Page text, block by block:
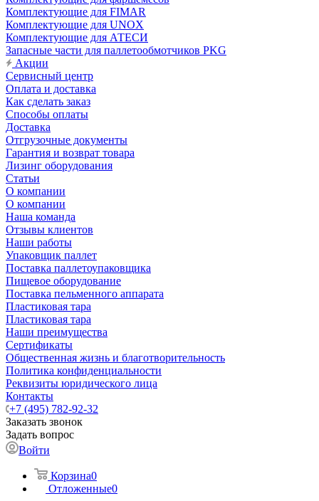
Комплектующие для FIMAR
Комплектующие для UNOX
Комплектующие для АТЕСИ
Запасные части для паллетообмотчиков PKG
Акции
Сервисный центр
Оплата и доставка
Как сделать заказ
Способы оплаты
Доставка
Отгрузочные документы
Гарантия и возврат товара
Лизинг оборудования
Статьи
О компании
О компании
Наша команда
Отзывы клиентов
Наши работы
Упаковщик паллет
Поставка паллетоупаковщика
Пищевое оборудование
Поставка пельменного аппарата
Пластиковая тара
Пластиковая тара
Наши преимущества
Сертификаты
Общественная жизнь и благотворительность
Политика конфиденциальности
Реквизиты юридического лица
Контакты
+7 (495) 782-92-32
Заказать звонок
Задать вопрос
Войти
Корзина0
Отложенные0